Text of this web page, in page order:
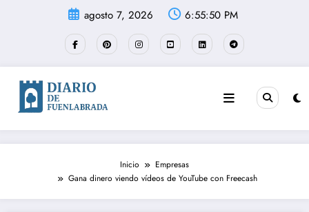
agosto 7, 2026 6:55:50 PM
Inicio
Empresas
Gana dinero viendo vídeos de YouTube con Freecash